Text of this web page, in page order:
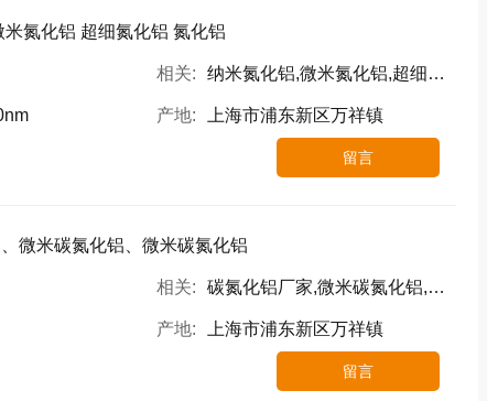
氮化铝 超细氮化铝 氮化铝
相关: 纳米氮化铝,微米氮化铝,超细氮化铝
产地: 上海市浦东新区万祥镇
留言
微米碳氮化铝、微米碳氮化铝
相关: 碳氮化铝厂家,微米碳氮化铝,微米碳氮化铝
产地: 上海市浦东新区万祥镇
留言